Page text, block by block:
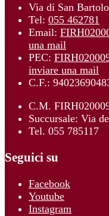
Via di San
Tel: 055 462781
Email:
una mail
PEC:
inviare una mail
C.F.:
C.M.
Succursale: Via
Tel. 055 785117
Seguici su
Facebook
Youtube
Instagram